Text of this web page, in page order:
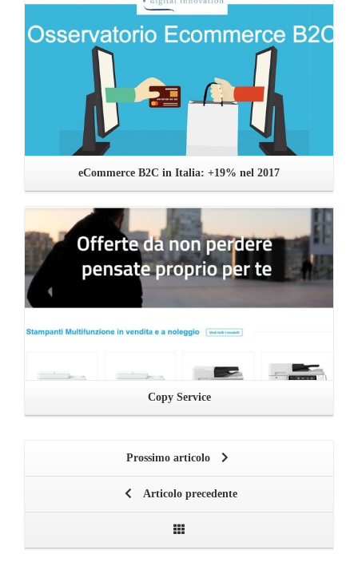
eCommerce B2C in Italia: +19% nel 2017
Copy Service
Prossimo articolo
Articolo precedente